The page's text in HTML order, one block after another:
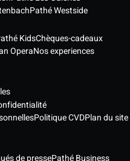
Pathé Westside
KidsChèques-cadeaux
OperaNos experiences
Politique CVDPlan du site
de pressePathé Business